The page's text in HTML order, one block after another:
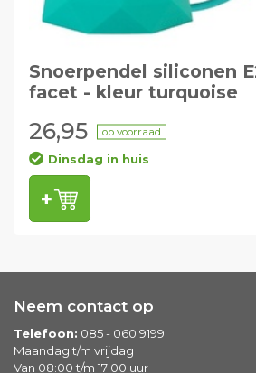
Snoerpendel siliconen
facet - kleur turquoise
26,95 op voorraad
Dinsdag in huis
Neem contact op
Telefoon: 085 - 060 9199
Maandag t/m vrijdag
Van 08:00 t/m 17:00 uur